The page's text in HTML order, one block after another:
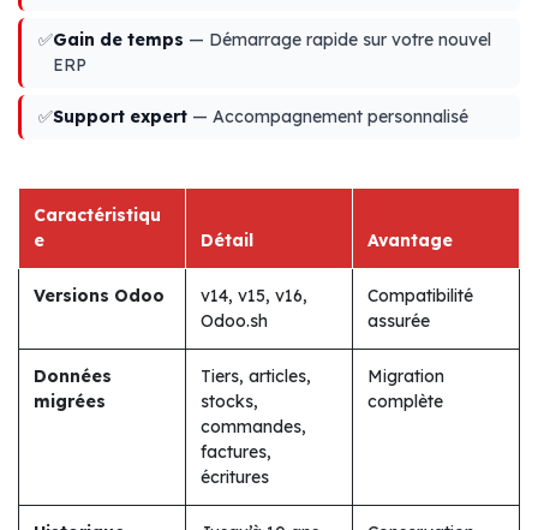
✅Gain de temps — Démarrage rapide sur votre nouvel
ERP
✅Support expert — Accompagnement personnalisé
Caractéristiqu
e
Détail Avantage
Versions Odoo
v14, v15, v16,
Odoo.sh
Compatibilité
assurée
Données
migrées
Tiers, articles,
stocks,
commandes,
factures,
écritures
Migration
complète